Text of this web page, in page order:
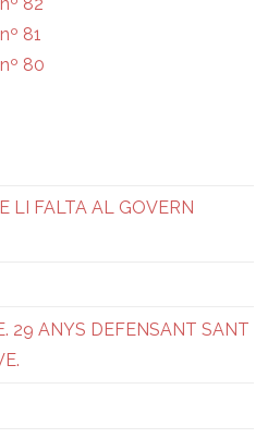
81
80
LI FALTA AL GOVERN
29 ANYS DEFENSANT SANT